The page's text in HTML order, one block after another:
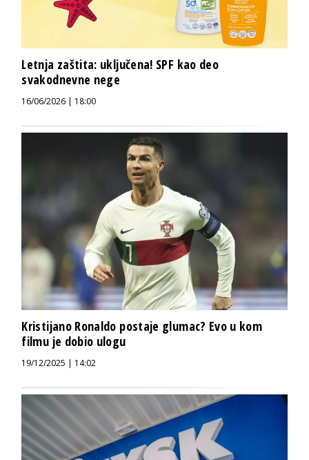
Letnja zaštita: uključena! SPF kao deo
svakodnevne nege
16/06/2026 | 18:00
Kristijano Ronaldo postaje glumac? Evo u kom
filmu je dobio ulogu
19/12/2025 | 14:02